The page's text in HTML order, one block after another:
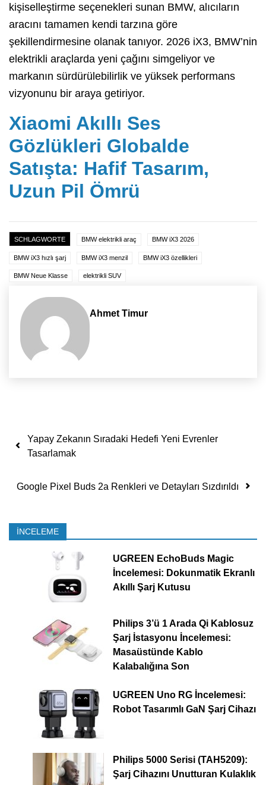
kişiselleştirme seçenekleri sunan BMW, alıcıların
aracını tamamen kendi tarzına göre
şekillendirmesine olanak tanıyor. 2026 iX3, BMW’nin
elektrikli araçlarda yeni çağını simgeliyor ve
markanın sürdürülebilirlik ve yüksek performans
vizyonunu bir araya getiriyor.
Xiaomi Akıllı Ses
Gözlükleri Globalde
Satışta: Hafif Tasarım,
Uzun Pil Ömrü
SCHLAGWORTE BMW elektrikli araç BMW iX3 2026
BMW iX3 hızlı şarj BMW iX3 menzil BMW iX3 özellikleri
BMW Neue Klasse elektrikli SUV
Ahmet Timur
Yazı dolaşımı
Yapay Zekanın Sıradaki Hedefi Yeni Evrenler
Tasarlamak
Google Pixel Buds 2a Renkleri ve Detayları Sızdırıldı
İNCELEME
UGREEN EchoBuds Magic
İncelemesi: Dokunmatik Ekranlı
Akıllı Şarj Kutusu
Philips 3’ü 1 Arada Qi Kablosuz
Şarj İstasyonu İncelemesi:
Masaüstünde Kablo
Kalabalığına Son
UGREEN Uno RG İncelemesi:
Robot Tasarımlı GaN Şarj Cihazı
Philips 5000 Serisi (TAH5209):
Şarj Cihazını Unutturan Kulaklık